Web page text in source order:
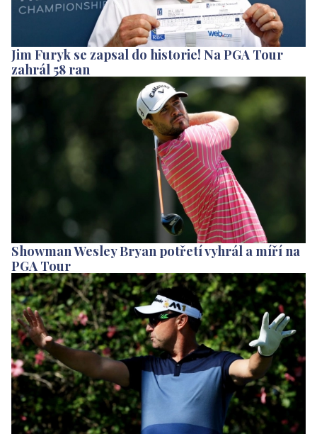
Jim Furyk se zapsal do historie! Na PGA Tour
zahrál 58 ran
Showman Wesley Bryan potřetí vyhrál a míří na
PGA Tour